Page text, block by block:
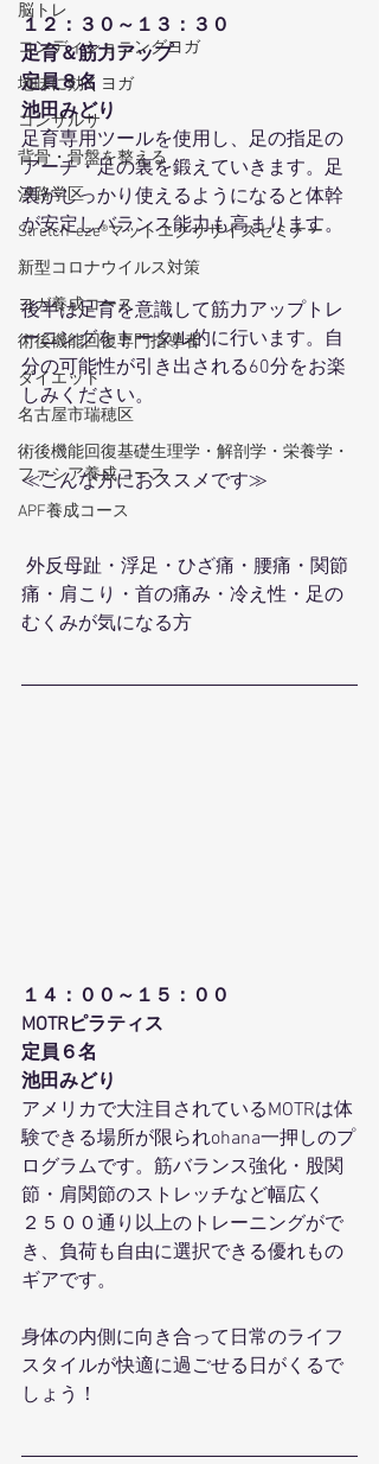
脳トレ
コンディショニングヨガ
地味に効くヨガ
コンサルサ
背骨・骨盤を整える
汐路学区
Stretch-eze®マットエクササイズセミナー
新型コロナウイルス対策
ヨガ養成コース
術後機能回復専門指導者
ダイエット
名古屋市瑞穂区
術後機能回復基礎生理学・解剖学・栄養学・
ファシア養成コース
APF養成コース
１２：３０～１３：３０
足育＆筋力アップ
定員８名
池田みどり
足育専用ツールを使用し、足の指足の
アーチ・足の裏を鍛えていきます。足
裏がしっかり使えるようになると体幹
が安定しバランス能力も高まります。
後半は足育を意識して筋力アップトレ
ーニングをトータル的に行います。自
分の可能性が引き出される60分をお楽
しみください。
≪こんな方におススメです≫
痛・肩こり・首の痛み・冷え性・足の
むくみが気になる方
１４：００～１５：００
MOTRピラティス
定員６名
池田みどり
アメリカで大注目されているMOTRは体
験できる場所が限られohana一押しのプ
ログラムです。筋バランス強化・股関
節・肩関節のストレッチなど幅広く
２５００通り以上のトレーニングがで
き、負荷も自由に選択できる優れもの
ギアです。
身体の内側に向き合って日常のライフ
スタイルが快適に過ごせる日がくるで
しょう！